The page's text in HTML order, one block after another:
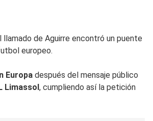
de Aguirre encontró un puente
europeo.
Europa después del mensaje público
Limassol, cumpliendo así la petición